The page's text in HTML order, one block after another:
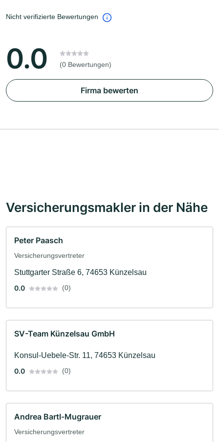
Nicht verifizierte Bewertungen
0.0 (0 Bewertungen)
Firma bewerten
Versicherungsmakler in der Nähe
Peter Paasch
Versicherungsvertreter
Stuttgarter Straße 6, 74653 Künzelsau
0.0
(0)
SV-Team Künzelsau GmbH
Konsul-Uebele-Str. 11, 74653 Künzelsau
0.0
(0)
Andrea Bartl-Mugrauer
Versicherungsvertreter